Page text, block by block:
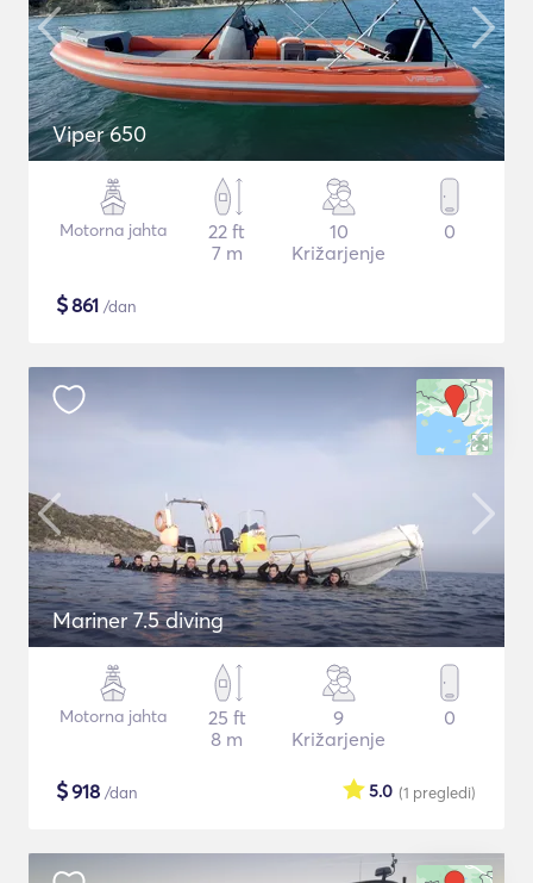
Viper 650
Motorna jahta
22 ft
7 m
10
Križarjenje
0
$861 /dan
Mariner 7.5 diving
Motorna jahta
25 ft
8 m
9
Križarjenje
0
$918 /dan (1 pregledi)
5.0